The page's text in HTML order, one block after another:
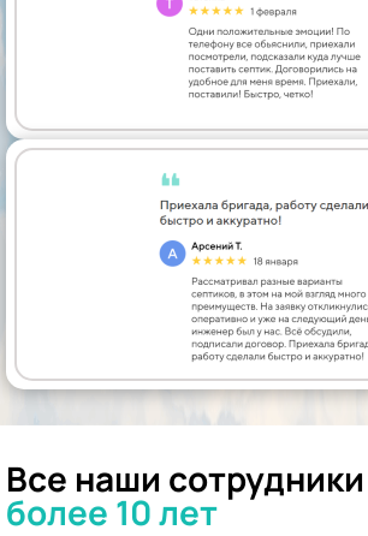
Все наши сотрудники
более 10 лет